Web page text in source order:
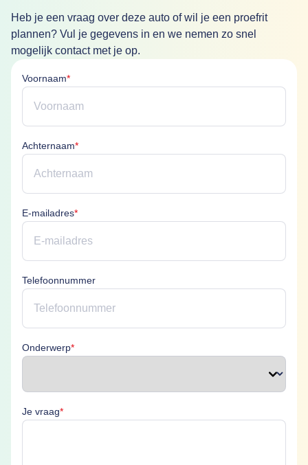
Heb je een vraag over deze auto of wil je een proefrit
plannen? Vul je gegevens in en we nemen zo snel
mogelijk contact met je op.
Voornaam*Voornaam is verplicht
Achternaam*Achternaam is verplicht
E-mailadres*E-mailadres is verplicht
Telefoonnummer
Onderwerp*Onderwerp is verplicht
Je vraag*Je vraag is verplicht